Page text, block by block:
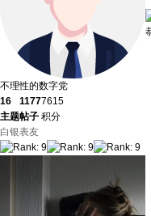
不理性的数字党
16
主题
1177
帖子
7615
积分
白银表友